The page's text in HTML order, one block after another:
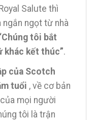
Salute thì
ngọt từ nhà
tôi bắt
khác kết thúc”.
của Scotch
tuổi , về cơ bản
mọi người
tôi là trận